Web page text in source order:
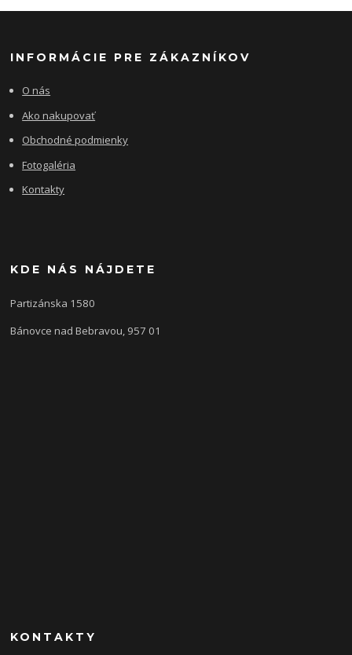
INFORMÁCIE PRE ZÁKAZNÍKOV
O nás
Ako nakupovať
Obchodné podmienky
Fotogaléria
Kontakty
KDE NÁS NÁJDETE
Partizánska 1580
Bánovce nad Bebravou, 957 01
KONTAKTY